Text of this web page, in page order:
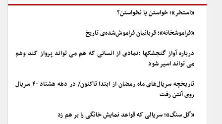
«استخر»؛ خواستن یا نخواستن؟
«فراموشخانه»؛ قربانیان فراموش‌شده‌ی تاریخ
درباره آواز گنجشکها :نمادی از انسانی که هم می تواند پرواز کند وهم
می تواند اسیر شود
تاریخچه سریال‌های ماه رمضان از ابتدا تاکنون/ در دهه هشتاد ۴۰ سریال
روی آنتن رفت
«گل سنگ»؛ سریالی که قواعد نمایش خانگی را بر هم زد